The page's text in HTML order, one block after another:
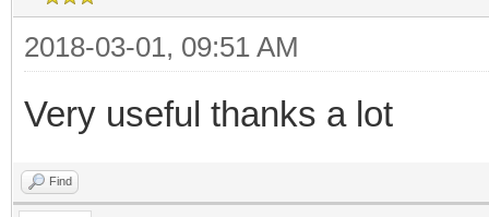
2018-03-01, 09:51 AM
Very useful thanks a lot
Find